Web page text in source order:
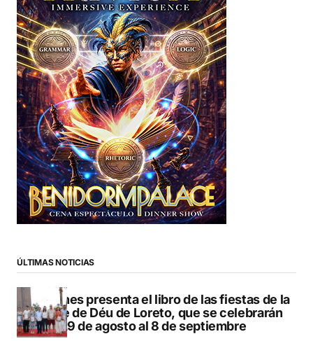
ÚLTIMAS NOTICIAS
Duanes presenta el libro de las fiestas de la
Mare de Déu de Loreto, que se celebrarán
del 29 de agosto al 8 de septiembre